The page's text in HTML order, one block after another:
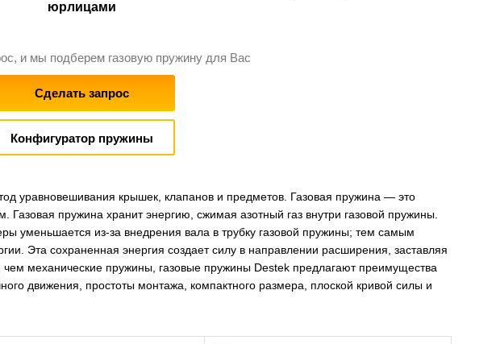
юрлицами
и мы подберем газовую пружину для Вас
Сделать запрос
Конфигуратор пружины
уравновешивания крышек, клапанов и предметов. Газовая пружина — это
Газовая пружина хранит энергию, сжимая азотный газ внутри газовой пружины.
уменьшается из-за внедрения вала в трубку газовой пружины; тем самым
Эта сохраненная энергия создает силу в направлении расширения, заставляя
механические пружины, газовые пружины Destek предлагают преимущества
движения, простоты монтажа, компактного размера, плоской кривой силы и